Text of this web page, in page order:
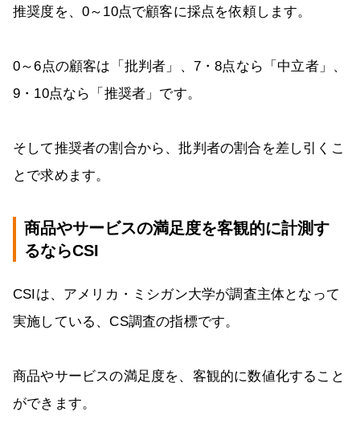
推奨度を、0～10点で顧客に採点を依頼します。
0～6点の顧客は「批判者」、7・8点なら「中立者」、
9・10点なら「推奨者」です。
そして推奨者の割合から、批判者の割合を差し引くこ
とで求めます。
商品やサービスの満足度を客観的に計測す
るならCSI
CSIは、アメリカ・ミシガン大学が調査主体となって
実施している、CS調査の指標です。
商品やサービスの満足度を、客観的に数値化すること
ができます。